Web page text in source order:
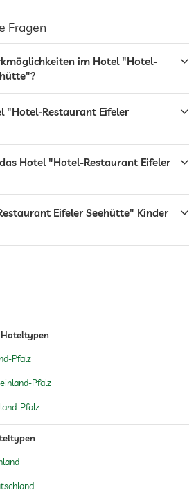
Fragen
im Hotel "Hotel-
"Hotel-Restaurant Eifeler
Hotel "Hotel-Restaurant Eifeler
Eifeler Seehütte" Kinder
Hoteltypen
Pfalz
Pfalz
Pfalz